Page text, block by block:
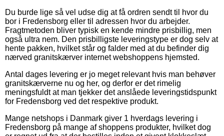
Du burde lige så vel udse dig at få ordren sendt til hvor du
bor i Fredensborg eller til adressen hvor du arbejder.
Fragtmetoden bliver typisk en kende mindre prisbillig, men
også ultra nem. Den prisbilligste leveringstype er dog selv at
hente pakken, hvilket står og falder med at du befinder dig
nærved granitskærver internet webshoppens hjemsted.
Antal dages levering er jo meget relevant hvis man behøver
granitskærverne nu og her, og derfor er det rimelig
meningsfuldt at man tjekker det anslåede leveringstidspunkt
for Fredensborg ved det respektive produkt.
Mange netshops i Danmark giver 1 hverdags levering i
Fredensborg på mange af shoppens produkter, hvilket dog